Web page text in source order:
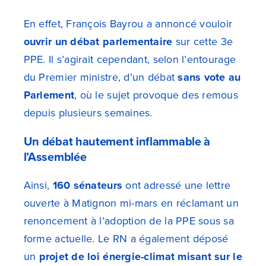
En effet, François Bayrou a annoncé vouloir
ouvrir un débat parlementaire sur cette 3e
PPE. Il s’agirait cependant, selon l’entourage
du Premier ministre, d’un débatsans vote au
Parlement, où le sujet provoque des remous
depuis plusieurs semaines.
Un débat hautement inflammable à
l’Assemblée
Ainsi, 160 sénateurs ont adressé une lettre
ouverte à Matignon mi-mars en réclamant un
renoncement à l’adoption de la PPE sous sa
forme actuelle. Le RN a également déposé
un projet de loi énergie-climat misant sur le